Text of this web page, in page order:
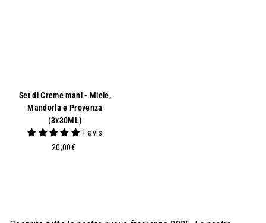
Set di Creme mani - Miele,
Mandorla e Provenza
(3x30ML)
1 avis
20,00€2